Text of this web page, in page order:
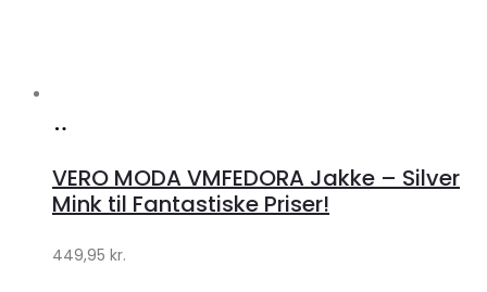
Klædeskabet.dk
VERO MODA VMFEDORA Jakke – Silver
Mink til Fantastiske Priser!
449,95 kr.